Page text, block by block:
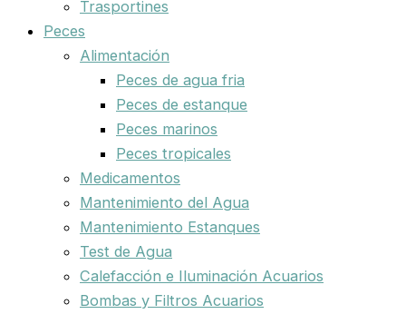
Trasportines
Peces
Alimentación
Peces de agua fria
Peces de estanque
Peces marinos
Peces tropicales
Medicamentos
Mantenimiento del Agua
Mantenimiento Estanques
Test de Agua
Calefacción e Iluminación Acuarios
Bombas y Filtros Acuarios